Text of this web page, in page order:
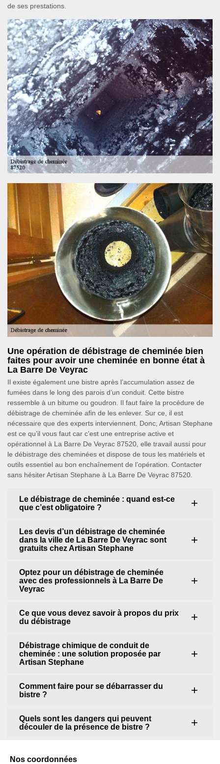
de ses prestations.
Une opération de débistrage de cheminée bien
faites pour avoir une cheminée en bonne état à
La Barre De Veyrac
Il existe également une bistre après l’accumulation assez de
fumées dans le long des parois d’un conduit. Cette bistre
ressemble à un bitume ou goudron. Il faut faire la procédure de
débistrage de cheminée afin de les enlever. Sur ce, il est
nécessaire que des experts interviennent. Donc, Artisan Stephane
est ce qu’il vous faut car c’est une entreprise active et
opérationnel à La Barre De Veyrac 87520, elle travail aussi pour
le débistrage des cheminées et dispose de tous les matériels et
outils essentiel au bon enchaînement de l’opération. Contacter
sans hésiter Artisan Stephane à La Barre De Veyrac 87520.
Le débistrage de cheminée : quand est-ce
que c’est obligatoire ?
Les devis d’un débistrage de cheminée
dans la ville de La Barre De Veyrac sont
gratuits chez Artisan Stephane
Optez pour un débistrage de cheminée
avec des professionnels à La Barre De
Veyrac
Ce que vous devez savoir à propos du prix
du débistrage
Débistrage chimique de conduit de
cheminée : une solution proposée par
Artisan Stephane
Comment faire pour se débarrasser du
bistre ?
Quels sont les dangers qui peuvent
découler de la présence de bistre ?
Nos coordonnées